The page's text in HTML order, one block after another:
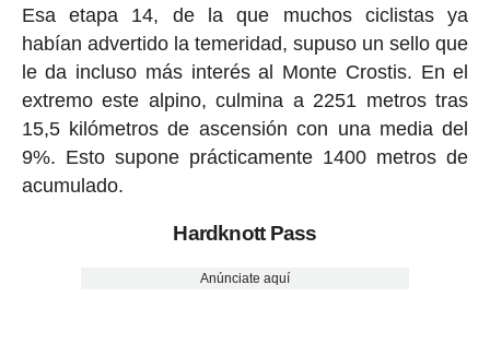
Esa etapa 14, de la que muchos ciclistas ya
habían advertido la temeridad, supuso un sello que
le da incluso más interés al Monte Crostis. En el
extremo este alpino, culmina a 2251 metros tras
15,5 kilómetros de ascensión con una media del
9%. Esto supone prácticamente 1400 metros de
acumulado.
Hardknott Pass
Anúnciate aquí